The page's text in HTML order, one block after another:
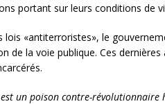
portant sur leurs conditions de
«antiterroristes», le
la voie publique. Ces
un poison contre-